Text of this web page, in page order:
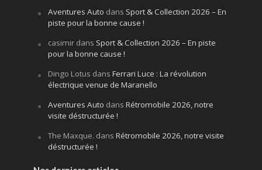
Aventures Auto dans Sport & Collection 2026 – En
piste pour la bonne cause !
casimirdans Sport & Collection 2026 – En piste
pour la bonne cause !
Dingo Lotus dans Ferrari Luce : La révolution
électrique venue de Maranello
Aventures Auto dans Rétromobile 2026, notre
visite déstructurée !
The Maxque. dans Rétromobile 2026, notre visite
déstructurée !